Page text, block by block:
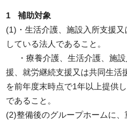
1 補助対象
(1)・生活介護、施設入所支援
している法人であること。
・療養介護、生活介護、施設
援、就労継続支援又は共同生活
を前年度末時点で1年以上提供
であること。
(2)整備後のグループホームに